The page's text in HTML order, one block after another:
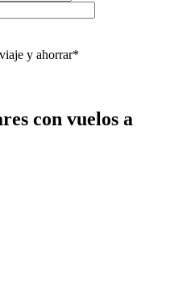
y ahorrar*
con vuelos a